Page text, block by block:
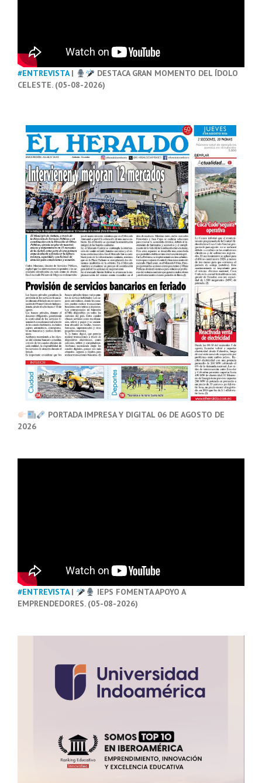
#ENTREVISTA|
DESTACA GRAN MOMENTO DEL ÍDOLO
CELESTE. (05-08-2026)
PORTADA IMPRESA Y DIGITAL 06 DE AGOSTO DE
2026
#ENTREVISTA|
IEPS FOMENTA APOYO A
EMPRENDEDORES. (05-08-2026)